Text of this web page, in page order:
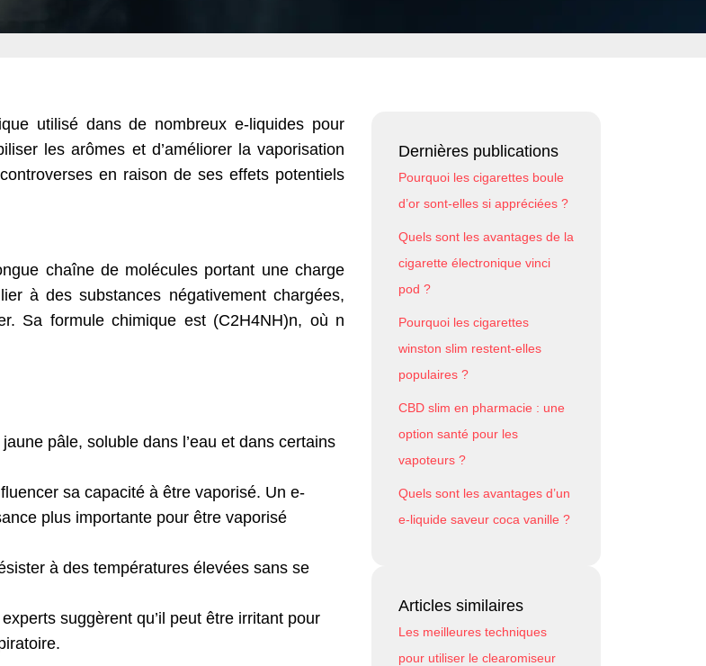
utilisé dans de nombreux e-liquides pour
les arômes et d’améliorer la vaporisation
en raison de ses effets potentiels
chaîne de molécules portant une charge
à des substances négativement chargées,
Sa formule chimique est (C2H4NH)n, où n
pâle, soluble dans l’eau et dans certains
sa capacité à être vaporisé. Un e-
plus importante pour être vaporisé
à des températures élevées sans se
suggèrent qu’il peut être irritant pour
Dernières publications
Pourquoi les cigarettes boule
d’or sont-elles si appréciées ?
Quels sont les avantages de la
cigarette électronique vinci
pod ?
Pourquoi les cigarettes
winston slim restent-elles
populaires ?
CBD slim en pharmacie : une
option santé pour les
vapoteurs ?
Quels sont les avantages d’un
e-liquide saveur coca vanille ?
Articles similaires
Les meilleures techniques
pour utiliser le clearomiseur